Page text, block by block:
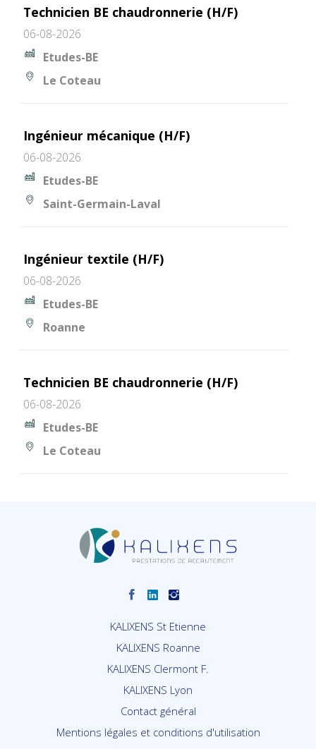
Technicien BE chaudronnerie (H/F)
06-08-2026
Etudes-BE
Le Coteau
Ingénieur mécanique (H/F)
06-08-2026
Etudes-BE
Saint-Germain-Laval
Ingénieur textile (H/F)
06-08-2026
Etudes-BE
Roanne
Technicien BE chaudronnerie (H/F)
06-08-2026
Etudes-BE
Le Coteau
KALIXENS St Etienne
KALIXENS Roanne
KALIXENS Clermont F.
KALIXENS Lyon
Contact général
Mentions légales et conditions d'utilisation